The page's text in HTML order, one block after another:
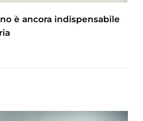
è ancora indispensabile